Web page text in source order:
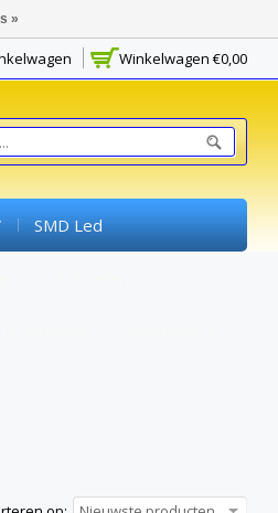
Winkelwagen €0,00
SMD Led
»